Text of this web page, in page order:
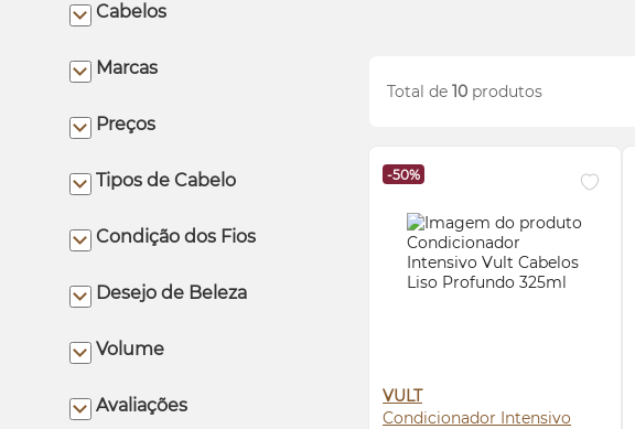
Total de10 produtos
-50%
VULT
Condicionador Intensivo
Cabelos
Marcas
Preços
Tipos de Cabelo
Condição dos Fios
Desejo de Beleza
Volume
Avaliações